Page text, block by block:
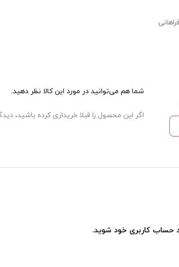
شما هم می‌توانید در مورد این کالا نظر دهید.
اگر این محصول را قبلا خریداری کرده باشید،
حساب کاربری خود شوید.